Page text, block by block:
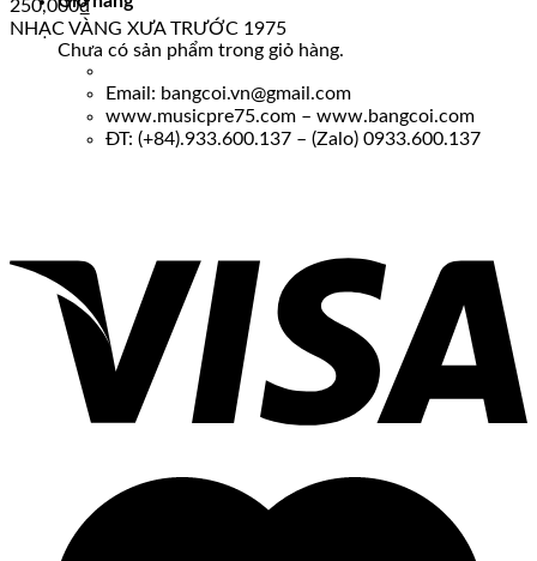
Chưa có sản phẩm trong giỏ hàng.
250,000₫
NHẠC VÀNG XƯA TRƯỚC 1975
Email: bangcoi.vn@gmail.com
www.musicpre75.com – www.bangcoi.com
ĐT: (+84).933.600.137 – (Zalo) 0933.600.137